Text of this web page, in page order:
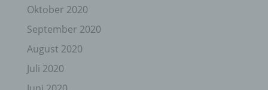
Oktober 2020
September 2020
August 2020
Juli 2020